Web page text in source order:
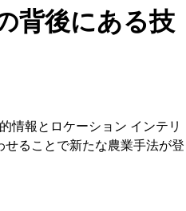
背後にある技
情報とロケーション インテリ
ることで新たな農業手法が登